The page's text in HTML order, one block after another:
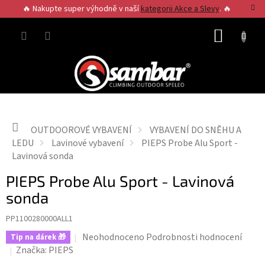
na
obsah
🔥 Nakupte super výhodně v našíkategorii Akce a Slevy. 🔥
Domů
OUTDOOROVÉ VYBAVENÍ
VYBAVENÍ DO SNĚHU A
LEDU
Lavinové vybavení
PIEPS Probe Alu Sport -
Lavinová sonda
PIEPS Probe Alu Sport - Lavinová
sonda
PP1100280000ALL1
Tip na dárek 🎁
Průměrné
Neohodnoceno Podrobnosti hodnocení
Značka: PIEPS